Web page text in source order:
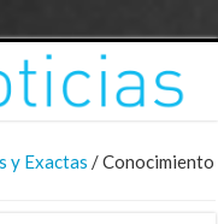
y Exactas /Conocimiento